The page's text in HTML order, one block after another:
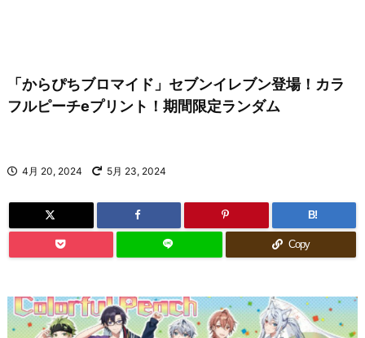
「からぴちブロマイド」セブンイレブン登場！カラ
フルピーチeプリント！期間限定ランダム
4月 20, 2024 5月 23, 2024
B!
Copy